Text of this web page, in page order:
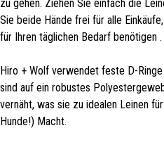
zu gehen. Ziehen Sie einfach die
Sie beide Hände frei für alle
für Ihren täglichen Bedarf benötigen .
Hiro + Wolf verwendet feste D-
sind auf ein robustes
vernäht, was sie zu idealen Leinen
Hunde!) Macht.